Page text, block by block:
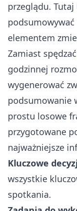
przeglądu.
elementem
Zamiast
godzinnej
wygenerować
podsumowanie
prostu losowe
przygotowane
najważniejsze
Kluczowe
wszystkie
spotkania.